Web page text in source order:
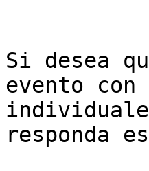
Si desea
evento
responda